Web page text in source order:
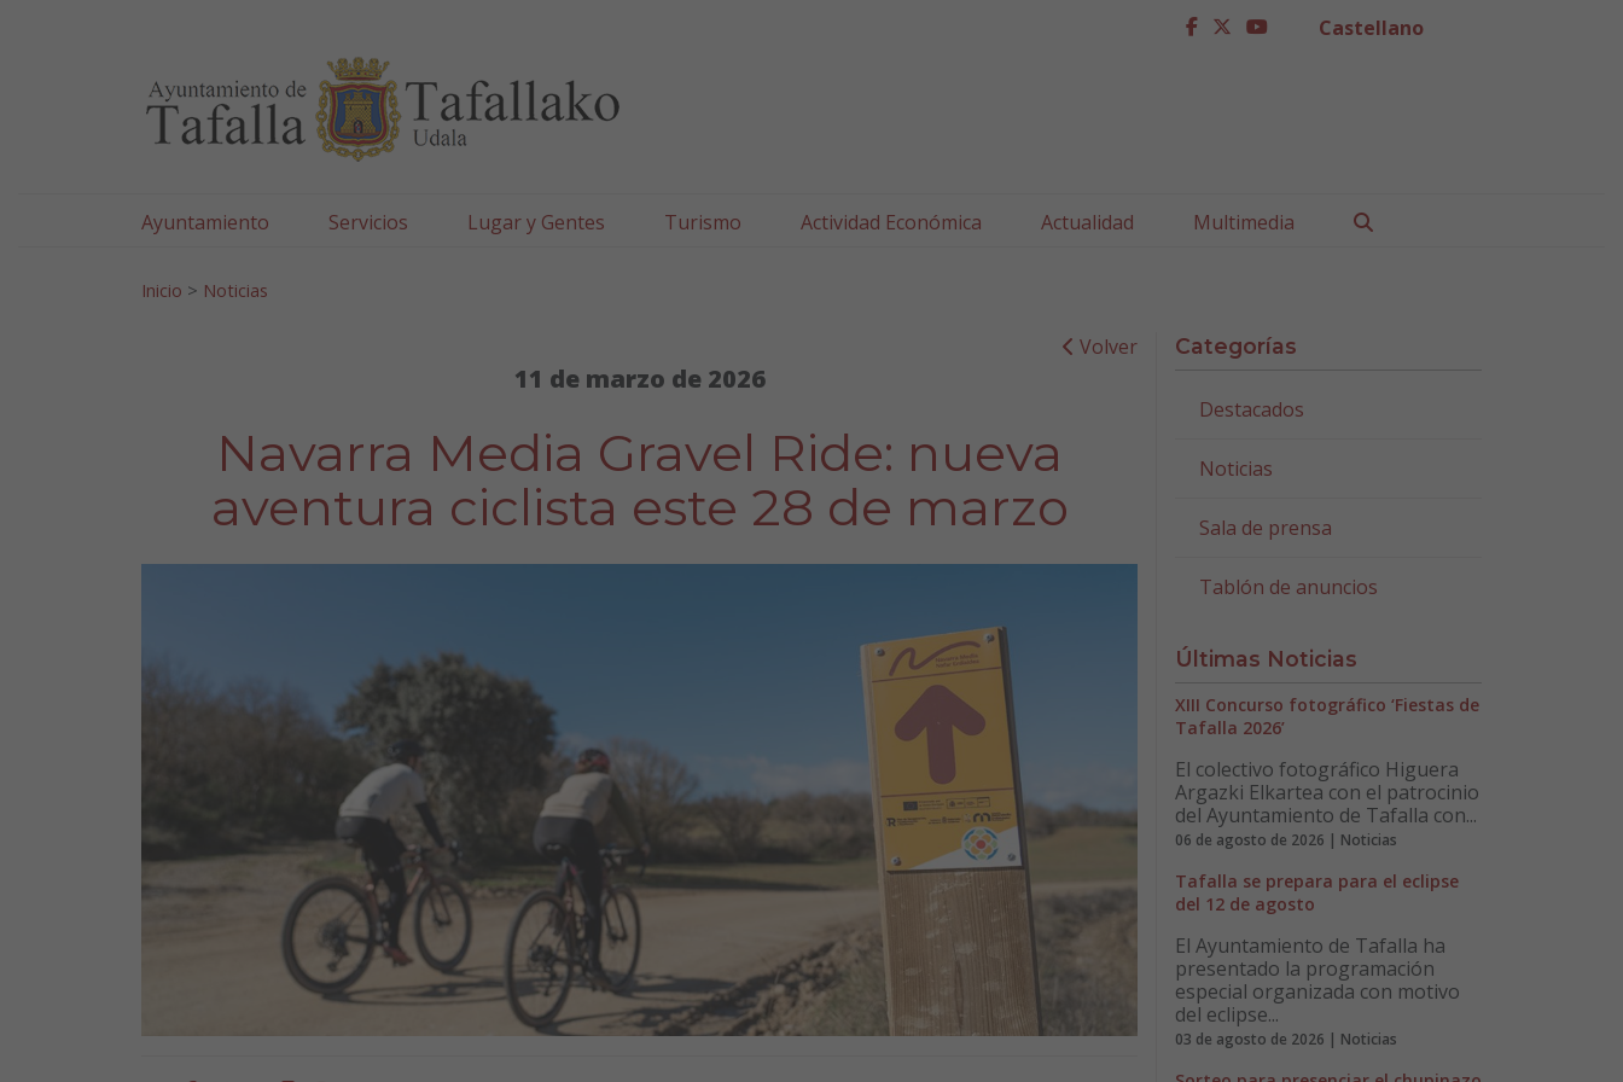
facebook
twitter
youtubeCastellano
Ayuntamiento Servicios Lugar y Gentes Turismo Actividad Económica Actualidad Multimedia
Inicio > Noticias
Volver
11 de marzo de 2026
Navarra Media Gravel Ride: nueva
aventura ciclista este 28 de marzo
Categorías
Destacados
Noticias
Sala de prensa
Tablón de anuncios
Últimas Noticias
XIII Concurso fotográfico ‘Fiestas de
Tafalla 2026’
El colectivo fotográfico Higuera
Argazki Elkartea con el patrocinio
del Ayuntamiento de Tafalla con...
06 de agosto de 2026 | Noticias
Tafalla se prepara para el eclipse
del 12 de agosto
El Ayuntamiento de Tafalla ha
presentado la programación
especial organizada con motivo
del eclipse...
03 de agosto de 2026 | Noticias